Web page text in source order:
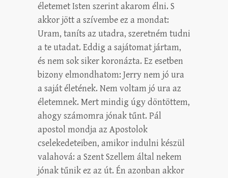
életemet Isten szerint akarom élni. S
akkor jött a szívembe ez a mondat:
Uram, taníts az utadra, szeretném tudni
a te utadat. Eddig a sajátomat jártam,
és nem sok siker koronázta. Ez esetben
bizony elmondhatom: Jerry nem jó ura
a saját életének. Nem voltam jó ura az
életemnek. Mert mindig úgy döntöttem,
ahogy számomra jónak tűnt. Pál
apostol mondja az Apostolok
cselekedeteiben, amikor indulni készül
valahová: a Szent Szellem által nekem
jónak tűnik ez az út. Én azonban akkor